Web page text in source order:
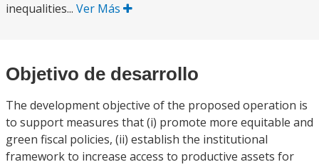
inequalities... Ver Más
Objetivo de desarrollo
The development objective of the proposed operation is
to support measures that (i) promote more equitable and
green fiscal policies, (ii) establish the institutional
framework to increase access to productive assets for